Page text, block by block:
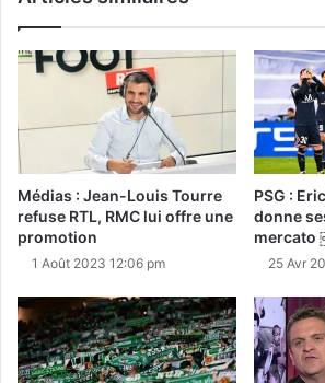
Médias : Jean-Louis Tourre
refuse RTL, RMC lui offre une
promotion
1 Août 2023 12:06 pm
PSG :
donne
mercato
25 Avr